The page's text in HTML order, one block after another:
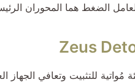
الضغط هما المحوران
مُواتية للتثبيت وتعافي